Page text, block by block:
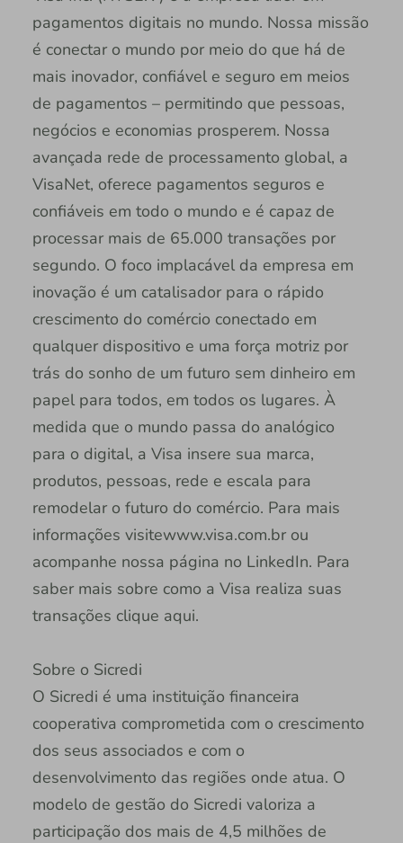
pagamentos digitais no mundo. Nossa missão
é conectar o mundo por meio do que há de
mais inovador, confiável e seguro em meios
de pagamentos – permitindo que pessoas,
negócios e economias prosperem. Nossa
avançada rede de processamento global, a
VisaNet, oferece pagamentos seguros e
confiáveis em todo o mundo e é capaz de
processar mais de 65.000 transações por
segundo. O foco implacável da empresa em
inovação é um catalisador para o rápido
crescimento do comércio conectado em
qualquer dispositivo e uma força motriz por
trás do sonho de um futuro sem dinheiro em
papel para todos, em todos os lugares. À
medida que o mundo passa do analógico
para o digital, a Visa insere sua marca,
produtos, pessoas, rede e escala para
remodelar o futuro do comércio. Para mais
informações visitewww.visa.com.br ou
acompanhe nossa página no LinkedIn. Para
saber mais sobre como a Visa realiza suas
transações clique aqui.
Sobre o Sicredi
O Sicredi é uma instituição financeira
cooperativa comprometida com o crescimento
dos seus associados e com o
desenvolvimento das regiões onde atua. O
modelo de gestão do Sicredi valoriza a
participação dos mais de 4,5 milhões de